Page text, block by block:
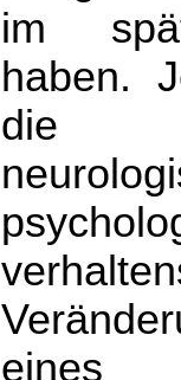
im
haben.
die